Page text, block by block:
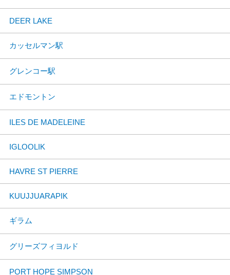
DEER LAKE
カッセルマン駅
グレンコー駅
エドモントン
ILES DE MADELEINE
IGLOOLIK
HAVRE ST PIERRE
KUUJJUARAPIK
ギラム
グリーズフィヨルド
PORT HOPE SIMPSON